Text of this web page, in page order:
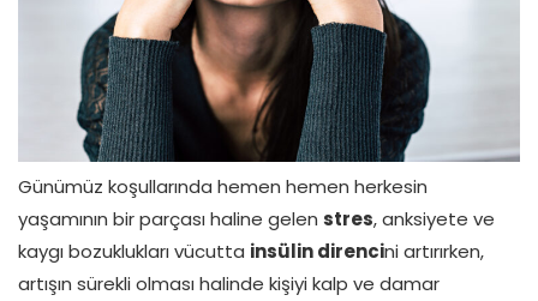
Günümüz koşullarında hemen hemen herkesin
yaşamının bir parçası haline gelen stres, anksiyete ve
kaygı bozuklukları vücutta insülin direncini artırırken,
artışın sürekli olması halinde kişiyi kalp ve damar